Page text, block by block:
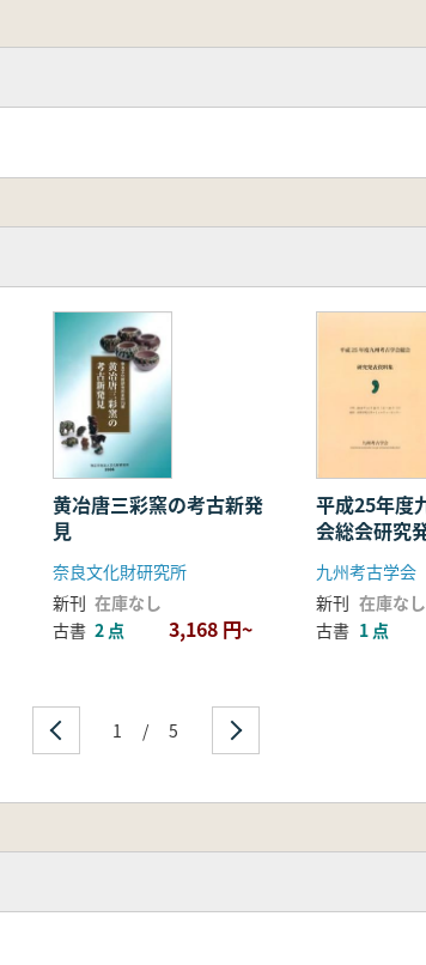
黄冶唐三彩窯の考古新発
見
奈良文化財研究所
新刊 在庫なし
古書 2 点 3,168 円~
平成25年度
会総会研究
九州考古学会
新刊 在庫なし
古書 1 点
1 / 5